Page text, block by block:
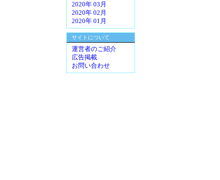
2020年 03月
2020年 02月
2020年 01月
サイトについて
運営者のご紹介
広告掲載
お問い合わせ